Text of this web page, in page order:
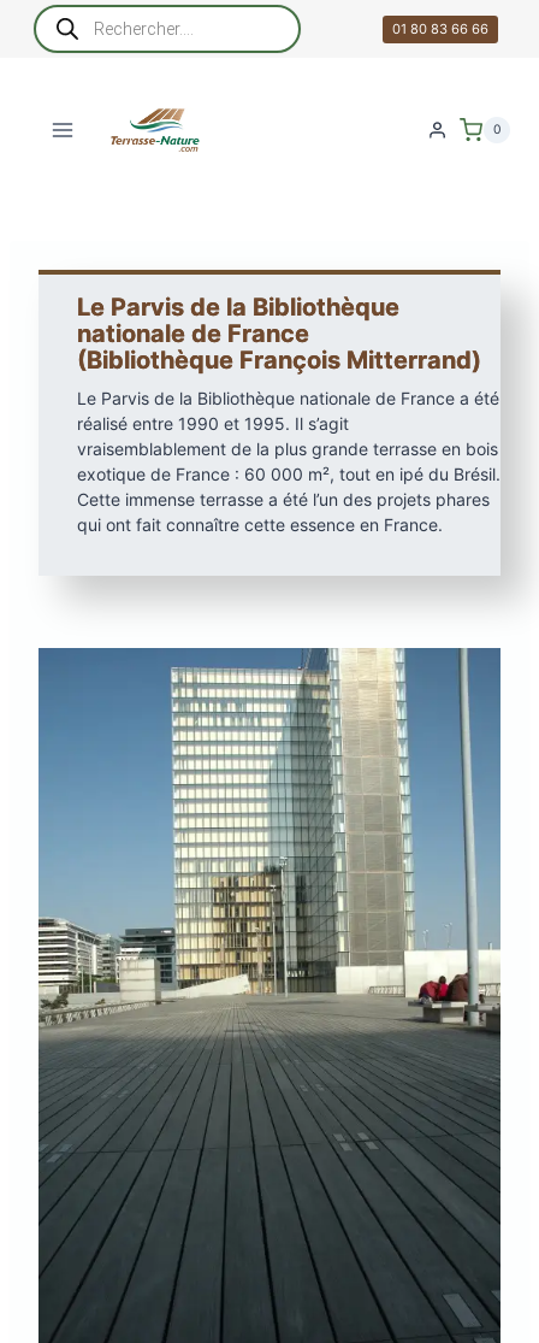
Recherche
de
produits
01 80 83 66 66
0
Le Parvis de la Bibliothèque
nationale de France
(Bibliothèque François Mitterrand)
Le Parvis de la Bibliothèque nationale de France a été
réalisé entre 1990 et 1995. Il s’agit
vraisemblablement de la plus grande terrasse en bois
exotique de France : 60 000 m², tout en ipé du Brésil.
Cette immense terrasse a été l’un des projets phares
qui ont fait connaître cette essence en France.